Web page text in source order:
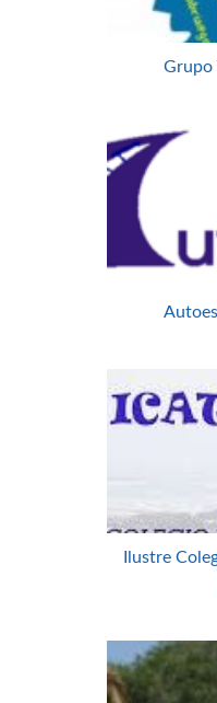
Grupo
Ilustre